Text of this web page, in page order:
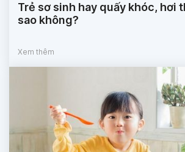
Trẻ sơ sinh hay quấy khóc, hơi
sao không?
Xem thêm